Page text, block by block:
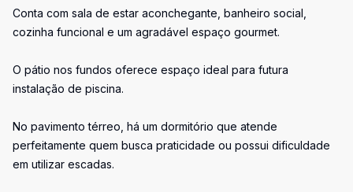
Conta com sala de estar aconchegante, banheiro social,
cozinha funcional e um agradável espaço gourmet.
O pátio nos fundos oferece espaço ideal para futura
instalação de piscina.
No pavimento térreo, há um dormitório que atende
perfeitamente quem busca praticidade ou possui dificuldade
em utilizar escadas.